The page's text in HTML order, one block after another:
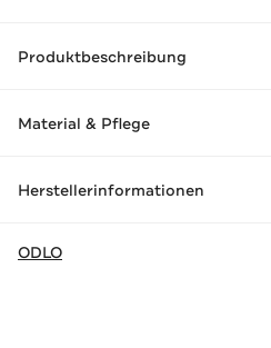
Produktbeschreibung
Material & Pflege
Herstellerinformationen
ODLO